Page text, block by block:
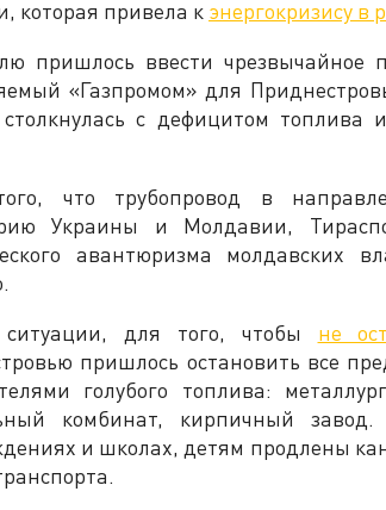
которая привела к энергокризису в
пришлось ввести чрезвычайное
«Газпромом» для
с дефицитом топлива
что трубопровод в
Украины и Молдавии,
авантюризма молдавских
для того, чтобы не
пришлось остановить все
голубого топлива:
комбинат, кирпичный
и школах, детям продлены